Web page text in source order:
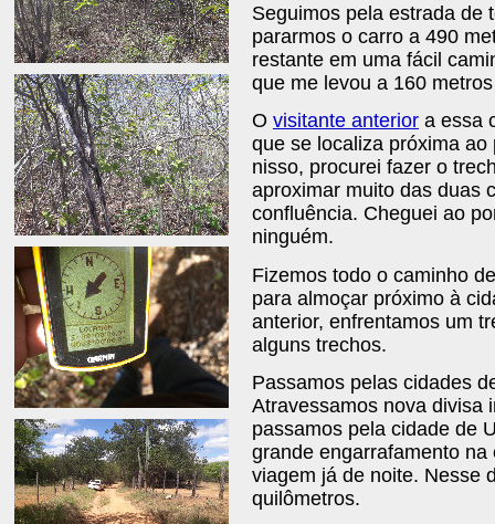
Seguimos pela estrada de
pararmos o carro a 490
restante em uma fácil
que me levou a 160
O visitante anterior a essa
que se localiza próxima
nisso, procurei fazer o
aproximar muito das duas
confluência. Cheguei ao
ninguém.
Fizemos todo o caminho
para almoçar próximo à
anterior, enfrentamos um
alguns trechos.
Passamos pelas cidades
Atravessamos nova divisa
passamos pela cidade de
grande engarrafamento
viagem já de noite. Nesse
quilômetros.